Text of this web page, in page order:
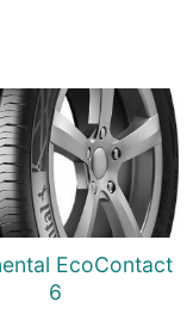
EcoContact
6